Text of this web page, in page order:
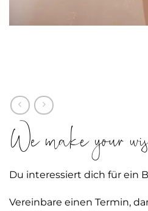
We make your
Du interessiert dich für ein
Vereinbare einen Termin,